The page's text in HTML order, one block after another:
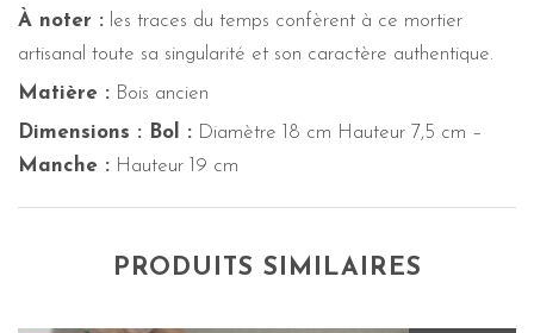
À noter : les traces du temps confèrent à ce mortier
artisanal toute sa singularité et son caractère authentique.
Matière : Bois ancien
Dimensions : Bol : Diamètre 18 cm Hauteur 7,5 cm –
Manche : Hauteur 19 cm
PRODUITS SIMILAIRES